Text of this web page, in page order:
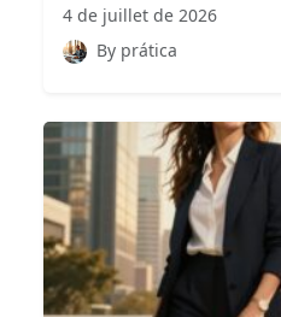
4 de juillet de 2026
By prática